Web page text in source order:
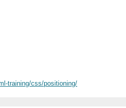
training/css/positioning/